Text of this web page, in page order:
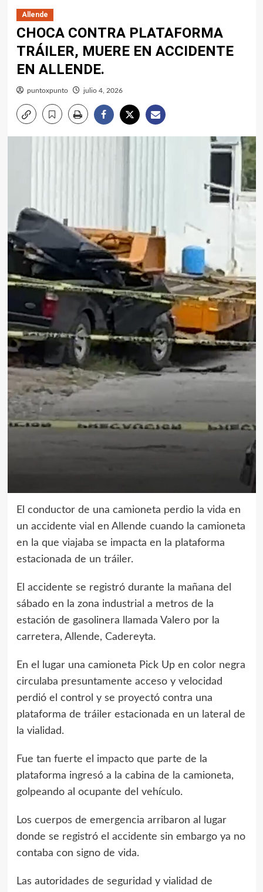
Allende
CHOCA CONTRA PLATAFORMA
TRÁILER, MUERE EN ACCIDENTE
EN ALLENDE.
puntoxpunto julio 4, 2026
El conductor de una camioneta perdio la vida en
un accidente vial en Allende cuando la camioneta
en la que viajaba se impacta en la plataforma
estacionada de un tráiler.
El accidente se registró durante la mañana del
sábado en la zona industrial a metros de la
estación de gasolinera llamada Valero por la
carretera, Allende, Cadereyta.
En el lugar una camioneta Pick Up en color negra
circulaba presuntamente acceso y velocidad
perdió el control y se proyectó contra una
plataforma de tráiler estacionada en un lateral de
la vialidad.
Fue tan fuerte el impacto que parte de la
plataforma ingresó a la cabina de la camioneta,
golpeando al ocupante del vehículo.
Los cuerpos de emergencia arribaron al lugar
donde se registró el accidente sin embargo ya no
contaba con signo de vida.
Las autoridades de seguridad y vialidad de